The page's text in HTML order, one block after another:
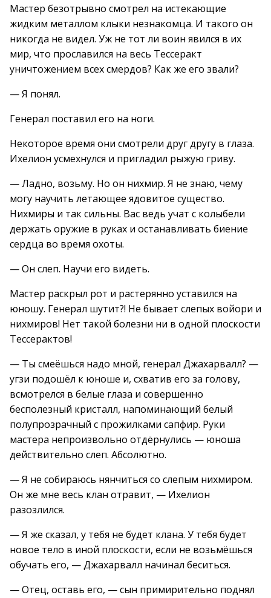
Мастер безотрывно смотрел на истекающие
жидким металлом клыки незнакомца. И такого он
никогда не видел. Уж не тот ли воин явился в их
мир, что прославился на весь Тессеракт
уничтожением всех смердов? Как же его звали?
— Я понял.
Генерал поставил его на ноги.
Некоторое время они смотрели друг другу в глаза.
Ихелион усмехнулся и пригладил рыжую гриву.
— Ладно, возьму. Но он нихмир. Я не знаю, чему
могу научить летающее ядовитое существо.
Нихмиры и так сильны. Вас ведь учат с колыбели
держать оружие в руках и останавливать биение
сердца во время охоты.
— Он слеп. Научи его видеть.
Мастер раскрыл рот и растерянно уставился на
юношу. Генерал шутит?! Не бывает слепых войори и
нихмиров! Нет такой болезни ни в одной плоскости
Тессерактов!
— Ты смеёшься надо мной, генерал Джахарвалл? —
угзи подошёл к юноше и, схватив его за голову,
всмотрелся в белые глаза и совершенно
бесполезный кристалл, напоминающий белый
полупрозрачный с прожилками сапфир. Руки
мастера непроизвольно отдёрнулись — юноша
действительно слеп. Абсолютно.
— Я не собираюсь нянчиться со слепым нихмиром.
Он же мне весь клан отравит, — Ихелион
разозлился.
— Я же сказал, у тебя не будет клана. У тебя будет
новое тело в иной плоскости, если не возьмёшься
обучать его, — Джахарвалл начинал беситься.
— Отец, оставь его, — сын примирительно поднял